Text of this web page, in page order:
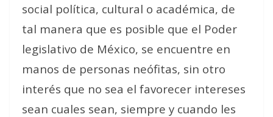
social política, cultural o académica, de
tal manera que es posible que el Poder
legislativo de México, se encuentre en
manos de personas neófitas, sin otro
interés que no sea el favorecer intereses
sean cuales sean, siempre y cuando les